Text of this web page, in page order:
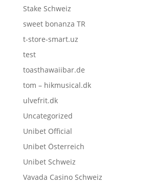
Stake Schweiz
sweet bonanza TR
t-store-smart.uz
test
toasthawaiibar.de
tom – hikmusical.dk
ulvefrit.dk
Uncategorized
Unibet Official
Unibet Österreich
Unibet Schweiz
Vavada Casino Schweiz